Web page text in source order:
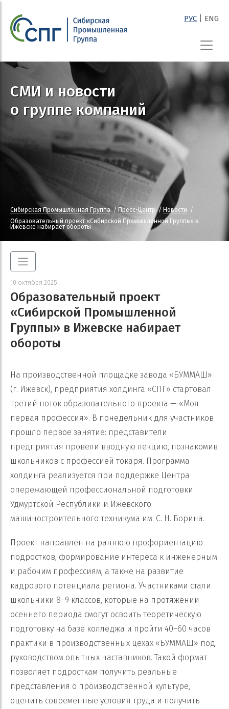
РУС ENG
СМИ и новости
о группе компаний
Сибирская Промышленная Группа Пресс-Центр
Новости
Образовательный проект «Сибирской Промышленной Группы» в
Ижевске набирает обороты
10 октября 2025
Образовательный проект
«Сибирской Промышленной
Группы» в Ижевске набирает
обороты
На производственной площадке завода «БУММАШ»
(г. Ижевск), предприятия холдинга «СПГ» стартовал
третий поток образовательного проекта — «Моя
первая профессия». В понедельник для участников
прошло первое занятие: представители
предприятия провели вводную лекцию, познакомив
школьников с профессией токаря. Программа
холдинга реализуется при поддержке Центра
опережающей профессиональной подготовки
Удмуртской Республики и Ижевского
машиностроительного техникума им. С. Н. Борина.
Проект направлен на раннюю профориентацию
подростков, формирование интереса к инженерным
и рабочим профессиям, а также на развитие
кадрового потенциала региона. Участниками стали
школьники 8–9 классов, которые на протяжении
осеннего периода смогут освоить теоретическую
подготовку на базе колледжа и пройти 40–60 часов
практики в производственных цехах «БУММАШ» под
руководством опытных наставников. Такой формат
позволяет подросткам получить реальные
представления о производственной культуре,
оценить современные условия труда и получить